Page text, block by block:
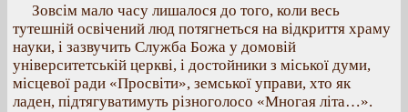
Зовсім мало часу лишалося до того, коли весь
тутешній освічений люд потягнеться на відкриття храму
науки, і зазвучить Служба Божа у домовій
університетській церкві, і достойники з міської думи,
місцевої ради «Просвіти», земської управи, хто як
ладен, підтягуватимуть різноголосо «Многая літа…».